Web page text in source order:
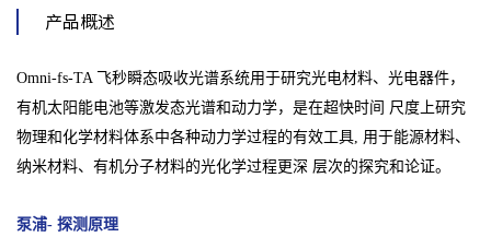
产品概述
Omni-fs-TA 飞秒瞬态吸收光谱系统用于研究光电材料、光电器件，
有机太阳能电池等激发态光谱和动力学，是在超快时间 尺度上研究
物理和化学材料体系中各种动力学过程的有效工具, 用于能源材料、
纳米材料、有机分子材料的光化学过程更深 层次的探究和论证。
泵浦- 探测原理